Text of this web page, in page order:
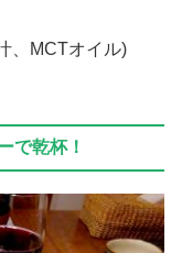
、MCTオイル)
で乾杯！